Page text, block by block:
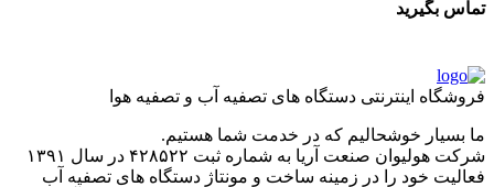
تماس بگیرید
فروشگاه اینترنتی دستگاه های تصفیه آب و تصفیه هوا
ما بسیار خوشحالیم که در خدمت شما هستیم.
شرکت هولیوان صنعت آریا به شماره ثبت ۴۲۸۵۲۲ در سال ۱۳۹۱
فعالیت خود را در زمینه ساخت و مونتاژ دستگاه های تصفیه آب